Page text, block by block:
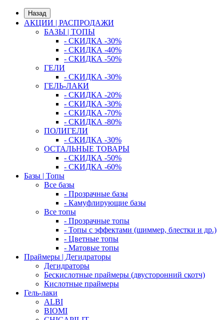
Назад
АКЦИИ | РАСПРОДАЖИ
БАЗЫ | ТОПЫ
- СКИДКА -30%
- СКИДКА -40%
- СКИДКА -50%
ГЕЛИ
- СКИДКА -30%
ГЕЛЬ-ЛАКИ
- СКИДКА -20%
- СКИДКА -30%
- СКИДКА -70%
- СКИДКА -80%
ПОЛИГЕЛИ
- СКИДКА -30%
ОСТАЛЬНЫЕ ТОВАРЫ
- СКИДКА -50%
- СКИДКА -60%
Базы | Топы
Все базы
- Прозрачные базы
- Камуфлирующие базы
Все топы
- Прозрачные топы
- Топы с эффектами (шиммер, блестки и др.)
- Цветные топы
- Матовые топы
Праймеры | Дегидраторы
Дегидраторы
Бескислотные праймеры (двусторонний скотч)
Кислотные праймеры
Гель-лаки
ALBI
BIOMI